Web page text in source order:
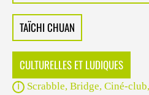
TAÏCHI CHUAN
CULTURELLES ET LUDIQUES
Scrabble, Bridge, Ciné-